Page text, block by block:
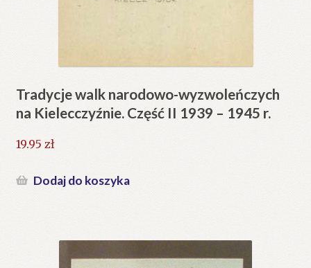
Tradycje walk narodowo-wyzwoleńczych
na Kielecczyźnie. Część II 1939 – 1945 r.
19.95 zł
Dodaj do koszyka